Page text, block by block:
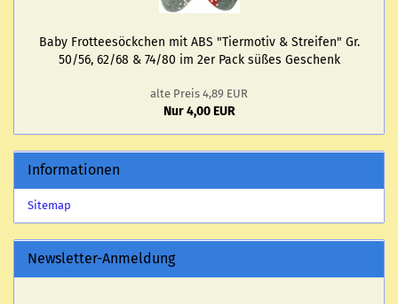
Baby Frot­tee­söck­chen mit ABS "Tier­mo­tiv & Strei­fen" Gr.
50/56, 62/68 & 74/80 im 2er Pack süßes Ge­schenk
alte Preis 4,89 EUR
Nur 4,00 EUR
Informationen
Sitemap
Newsletter-Anmeldung